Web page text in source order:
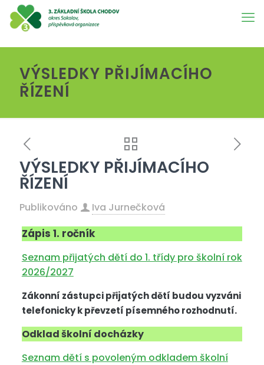
VÝSLEDKY PŘIJÍMACÍHO
ŘÍZENÍ
VÝSLEDKY PŘIJÍMACÍHO
ŘÍZENÍ
Publikováno Iva Jurnečková
Zápis 1. ročník
Seznam přijatých dětí do 1. třídy pro školní rok
2026/2027
Zákonní zástupci přijatých dětí budou vyzváni
telefonicky k převzetí písemného rozhodnutí.
Odklad školní docházky
Seznam dětí s povoleným odkladem školní